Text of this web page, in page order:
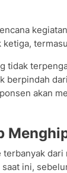
tidak
berpindah
akan
ini,